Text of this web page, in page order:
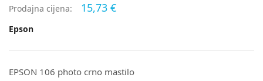
Prodajna cijena: 15,73 €
Epson
EPSON 106 photo crno mastilo